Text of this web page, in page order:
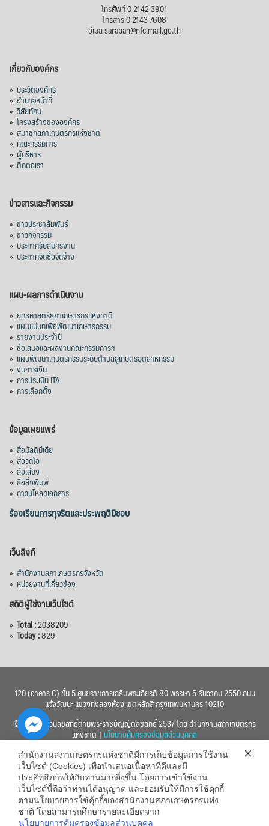
โทรศัพท์ 0 2142 3901
โทรสาร 0 2143 7608
อีเมล saraban@nfc.mail.go.th
เกี่ยวกับองค์กร
» ประวัติองค์กร
» อำนาจหน้าที่
» วิสัยทัศน์
» โครงสร้างขององค์กร
» สมาชิกสภาเกษตรกรแห่งชาติ
» คณะกรรมการ
» ผู้บริหาร
» ติดต่อเรา
ข่าวสารและกิจกรรม
» ข่าวประชาสัมพันธ์
» ข่าวกิจกรรม
» ประกาศรับสมัครงาน
» ประกาศจัดซื้อจัดจ้าง
แผน-ผลการดำเนินงาน
» ยุทธศาสตร์สภาเกษตรกรแห่งชาติ
» แผนแม่บทเพื่อพัฒนาเกษตรกรรม
» รายงานประจำปี
» ข้อเสนอและผลงานคณะกรรมการฯ
» แผนพัฒนาเกษตรกรรมระดับตำบลสู่เกษตรอุตสาหกรรม
» งบการเงิน
» การประเมิน ITA
» การเลือกตั้ง
ข้อมูลเผยแพร่
» สื่อมัลติมีเดีย
» สื่อวิดีโอ
» สื่อเสียง
» สื่อสิ่งพิมพ์
» ดาวน์โหลดเอกสาร
ร้องเรียนการทุจริตและประพฤติมิชอบ
เว็บลิงก์
» สำนักงานสภาเกษตรกรจังหวัด
» หน่วยงานที่เกี่ยวข้อง
สถิติผู้ใช้งานเว็บไซต์
» Total :2038209
» Today :829
120 (อาคาร C) ชั้น 5 ศูนย์ราชการเฉลิมพระเกียรติ 80 พรรษา 5 ธันวาคม 2550 ถนน
แจ้งวัฒนะ แขวงทุ่งสองห้อง เขตหลักสี่ กรุงเทพมหานคร 10210
© 2560 สงวนลิขสิทธิ์ตามพระราชบัญญัติลิขสิทธิ์ 2537 โดย สำนักงานสภาเกษตรกร
แห่งชาติ | นโยบายคุ้มครองข้อมูลส่วนบุคคล
สำนักงานสภาเกษตรกรแห่งชาติมีการเก็บข้อมูลการใช้งาน
เว็บไซต์ (Cookies) เพื่อนำเสนอเนื้อหาที่ดีและมี
ประสิทธิภาพให้กับท่านมากยิ่งขึ้น โดยการเข้าใช้งาน
เว็บไซต์นี้ถือว่าท่านได้อนุญาต และยอมรับให้มีการใช้คุกกี้
ตามนโยบายการใช้คุ้กกี้ของสำนักงานสภาเกษตรกรแห่ง
ชาติ โดยสามารถศึกษารายละเอียดจาก
นโยบายการคุ้มครองข้อมูลส่วนบุคคล
Hide
chaty